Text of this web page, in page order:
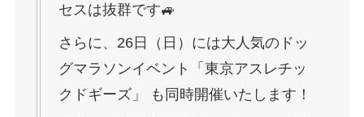
セスは抜群です🚙
さらに、26日（日）には大人気のドッ
グマラソンイベント「東京アスレチッ
クドギーズ」 も同時開催いたします！